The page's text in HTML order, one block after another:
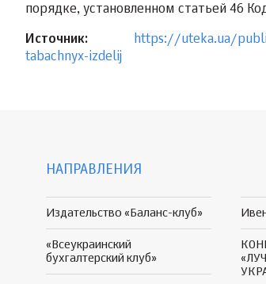
порядке, установленном статьей 46
Источник: https://uteka.ua/
tabachnyx-izdelij
НАПРАВЛЕНИЯ
Издательство «Баланс-клуб»
«Всеукраинский
бухгалтерский клуб»